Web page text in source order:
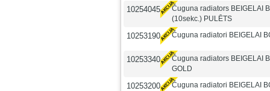
10254045
Čuguna radiators BEIGELAI
(10sekc.) PULĒTS
10253190 Čuguna radiatori BEIGELAI
10253340
Čuguna radiators BEIGELAI
GOLD
10253200 Čuguna radiatori BEIGELAI